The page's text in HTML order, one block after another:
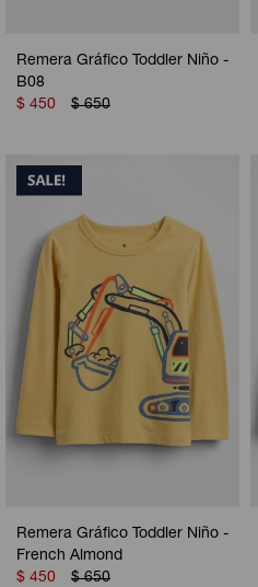
Remera Gráfico Toddler Niño -
B08
$ 450 $ 650
Remera Gráfico Toddler Niño -
French Almond
$ 450 $ 650